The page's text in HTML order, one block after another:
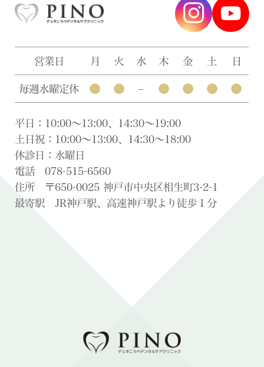
営業日 月 火 水 木 金 土 日
毎週水曜定休 ● ● – ● ● ● ●
平日：10:00〜13:00、14:30〜19:00
土日祝：10:00〜13:00、14:30〜18:00
休診日：水曜日
電話 078-515-6560
住所 〒650-0025 神戸市中央区相生町3-2-1
最寄駅 JR神戸駅、高速神戸駅より徒歩１分